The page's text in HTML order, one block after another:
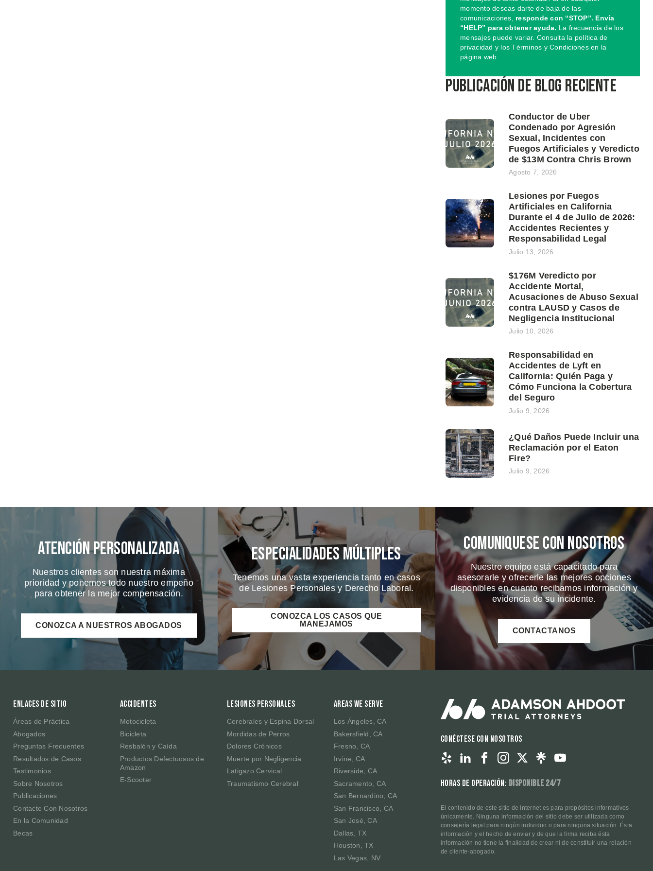
momento deseas darte de baja de las
comunicaciones, responde con “STOP”. Envía
“HELP” para obtener ayuda. La frecuencia de los
mensajes puede variar. Consulta la política de
privacidad y los Términos y Condiciones en la
página web.
Publicación de blog reciente
Conductor de Uber
Condenado por Agresión
Sexual, Incidentes con
Fuegos Artificiales y Veredicto
de $13M Contra Chris Brown
Agosto 7, 2026
Lesiones por Fuegos
Artificiales en California
Durante el 4 de Julio de 2026:
Accidentes Recientes y
Responsabilidad Legal
Julio 13, 2026
$176M Veredicto por
Accidente Mortal,
Acusaciones de Abuso Sexual
contra LAUSD y Casos de
Negligencia Institucional
Julio 10, 2026
Responsabilidad en
Accidentes de Lyft en
California: Quién Paga y
Cómo Funciona la Cobertura
del Seguro
Julio 9, 2026
¿Qué Daños Puede Incluir una
Reclamación por el Eaton
Fire?
Julio 9, 2026
Atención Personalizada
Nuestros clientes son nuestra máxima
prioridad y ponemos todo nuestro empeño
para obtener la mejor compensación.
CONOZCA A NUESTROS ABOGADOS
Especialidades Múltiples
Tenemos una vasta experiencia tanto en casos
de Lesiones Personales y Derecho Laboral.
CONOZCA LOS CASOS QUE
MANEJAMOS
Comuniquese Con Nosotros
Nuestro equipo está capacitado para
asesorarle y ofrecerle las mejores opciones
disponibles en cuanto recibamos información y
evidencia de su incidente.
CONTACTANOS
Enlaces de sitio
Áreas de Práctica
Abogados
Preguntas Frecuentes
Resultados de Casos
Testimonios
Sobre Nosotros
Publicaciones
Contacte Con Nosotros
En la Comunidad
Becas
Accidentes
Motocicleta
Bicicleta
Resbalón y Caída
Productos Defectuosos de
Amazon
E-Scooter
Lesiones Personales
Cerebrales y Espina Dorsal
Mordidas de Perros
Dolores Crónicos
Muerte por Negligencia
Latigazo Cervical
Traumatismo Cerebral
Areas We Serve
Los Ángeles, CA
Bakersfield, CA
Fresno, CA
Irvine, CA
Riverside, CA
Sacramento, CA
San Bernardino, CA
San Francisco, CA
San José, CA
Dallas, TX
Houston, TX
Las Vegas, NV
Conéctese con nosotros
Horas de operación: Disponible 24/7
El contenido de este sitio de internet es para propósitos informativos
únicamente. Ninguna información del sitio debe ser utilizada como
consejería legal para ningún individuo o para ninguna situación. Ésta
información y el hecho de enviar y de que la firma reciba ésta
información no tiene la finalidad de crear ni de constituir una relación
de cliente-abogado.